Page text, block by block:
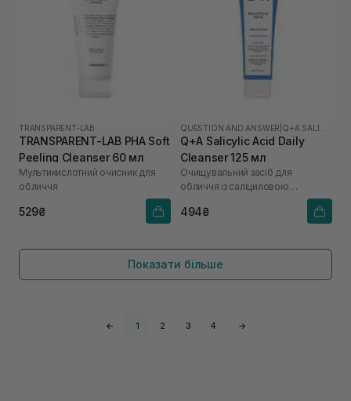
TRANSPARENT-LAB
TRANSPARENT-LAB PHA Soft
Peeling Cleanser 60 мл
Мультикислотний очисник для
обличчя
529₴
QUESTION AND ANSWER Q+A SALICYLIC ACID
Q+A Salicylic Acid Daily
Cleanser 125 мл
Очищувальний засіб для
обличчя із саліциловою
494₴
Показати більше
← 1 2 3 4 →